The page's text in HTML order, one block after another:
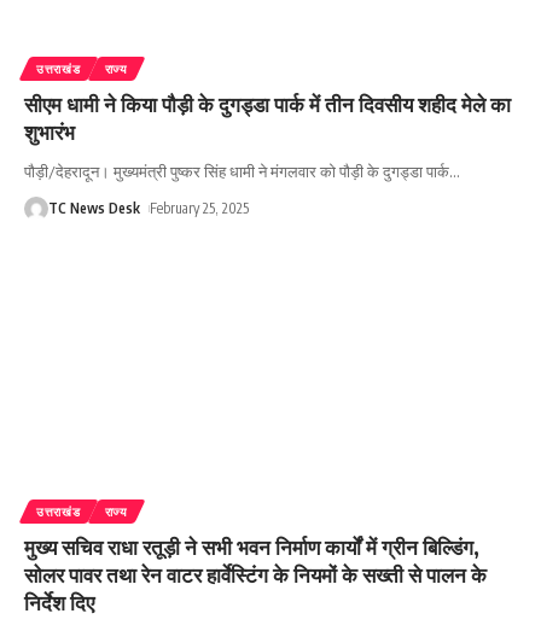
उत्तराखंड राज्य
सीएम धामी ने किया पौड़ी के दुगड्डा पार्क में तीन दिवसीय शहीद मेले का
शुभारंभ
पौड़ी/देहरादून। मुख्यमंत्री पुष्कर सिंह धामी ने मंगलवार को पौड़ी के दुगड्डा पार्क…
TC News Desk February 25, 2025
उत्तराखंड राज्य
मुख्य सचिव राधा रतूड़ी ने सभी भवन निर्माण कार्यों में ग्रीन बिल्डिंग,
सोलर पावर तथा रेन वाटर हार्वेस्टिंग के नियमों के सख्ती से पालन के
निर्देश दिए